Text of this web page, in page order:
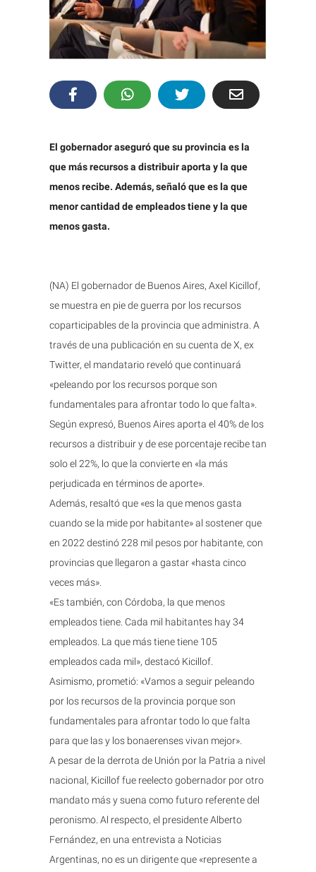
El gobernador aseguró que su provincia es la
que más recursos a distribuir aporta y la que
menos recibe. Además, señaló que es la que
menor cantidad de empleados tiene y la que
menos gasta.
(NA) El gobernador de Buenos Aires, Axel Kicillof,
se muestra en pie de guerra por los recursos
coparticipables de la provincia que administra. A
través de una publicación en su cuenta de X, ex
Twitter, el mandatario reveló que continuará
«peleando por los recursos porque son
fundamentales para afrontar todo lo que falta».
Según expresó, Buenos Aires aporta el 40% de los
recursos a distribuir y de ese porcentaje recibe tan
solo el 22%, lo que la convierte en «la más
perjudicada en términos de aporte».
Además, resaltó que «es la que menos gasta
cuando se la mide por habitante» al sostener que
en 2022 destinó 228 mil pesos por habitante, con
provincias que llegaron a gastar «hasta cinco
veces más».
«Es también, con Córdoba, la que menos
empleados tiene. Cada mil habitantes hay 34
empleados. La que más tiene tiene 105
empleados cada mil», destacó Kicillof.
Asimismo, prometió: «Vamos a seguir peleando
por los recursos de la provincia porque son
fundamentales para afrontar todo lo que falta
para que las y los bonaerenses vivan mejor».
A pesar de la derrota de Unión por la Patria a nivel
nacional, Kicillof fue reelecto gobernador por otro
mandato más y suena como futuro referente del
peronismo. Al respecto, el presidente Alberto
Fernández, en una entrevista a Noticias
Argentinas, no es un dirigente que «represente a